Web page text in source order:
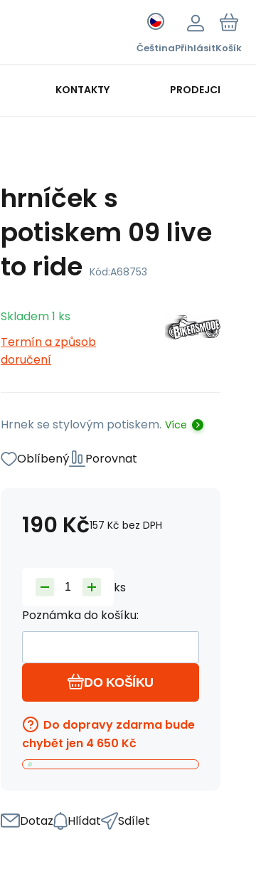
ČeštinaPřihlásitKošík
KONTAKTY PRODEJCI
hrníček s
potiskem 09 live
to ride Kód:A68753
Skladem1 ks
Termín a způsob
doručení
Hrnek se stylovým potiskem. Více
Oblíbený Porovnat
190 Kč157 Kč bez DPH
ks
Poznámka do košíku:
DO KOŠÍKU
Do dopravy zdarma bude
chybět jen 4 650 Kč
Dotaz Hlídat Sdílet